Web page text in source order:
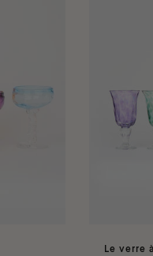
Le verre